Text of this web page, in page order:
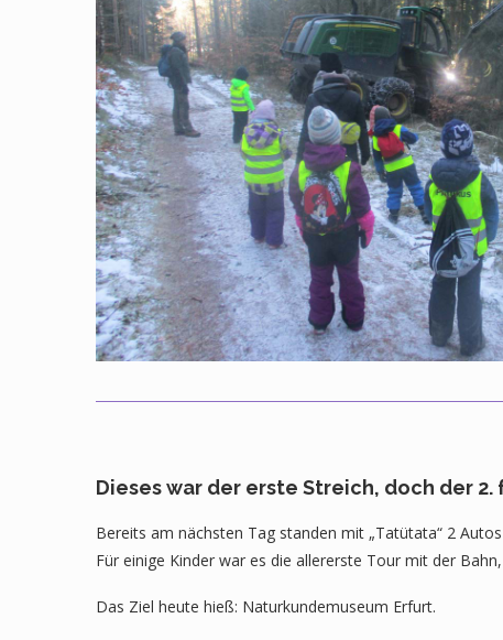
Dieses war der erste Streich, doch der
Bereits am nächsten Tag standen mit „Tatütata“ 2
Für einige Kinder war es die allererste Tour mit der
Das Ziel heute hieß: Naturkundemuseum Erfurt.